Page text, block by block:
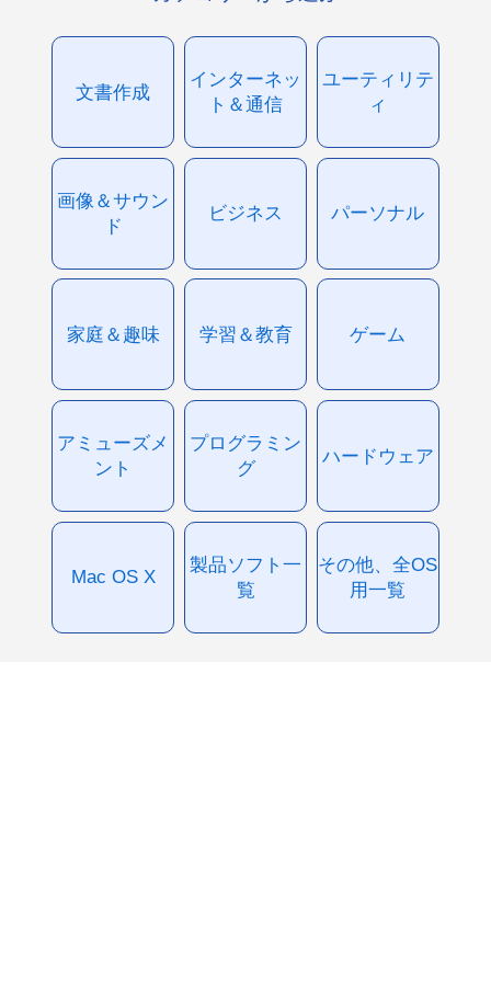
文書作成
インターネッ
ト＆通信
ユーティリテ
ィ
画像＆サウン
ド
ビジネス パーソナル
家庭＆趣味 学習＆教育 ゲーム
アミューズメ
ント
プログラミン
グ
ハードウェア
Mac OS X
製品ソフト一
覧
その他、全OS
用一覧